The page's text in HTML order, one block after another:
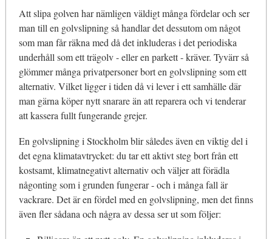
Att slipa golven har nämligen väldigt många fördelar och ser
man till en golvslipning så handlar det dessutom om något
som man får räkna med då det inkluderas i det periodiska
underhåll som ett trägolv - eller en parkett - kräver. Tyvärr så
glömmer många privatpersoner bort en golvslipning som ett
alternativ. Vilket ligger i tiden då vi lever i ett samhälle där
man gärna köper nytt snarare än att reparera och vi tenderar
att kassera fullt fungerande grejer.
En golvslipning i Stockholm blir således även en viktig del i
det egna klimatavtrycket: du tar ett aktivt steg bort från ett
kostsamt, klimatnegativt alternativ och väljer att förädla
någonting som i grunden fungerar - och i många fall är
vackrare. Det är en fördel med en golvslipning, men det finns
även fler sådana och några av dessa ser ut som följer: